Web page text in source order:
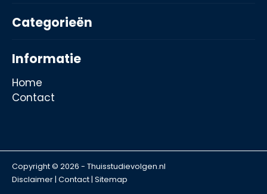
Categorieën
Informatie
Home
Contact
Copyright © 2026 - Thuisstudievolgen.nl
Disclaimer | Contact | Sitemap